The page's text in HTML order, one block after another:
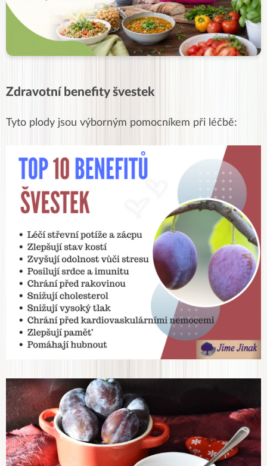
Zdravotní benefity švestek
Tyto plody jsou výborným pomocníkem při léčbě: